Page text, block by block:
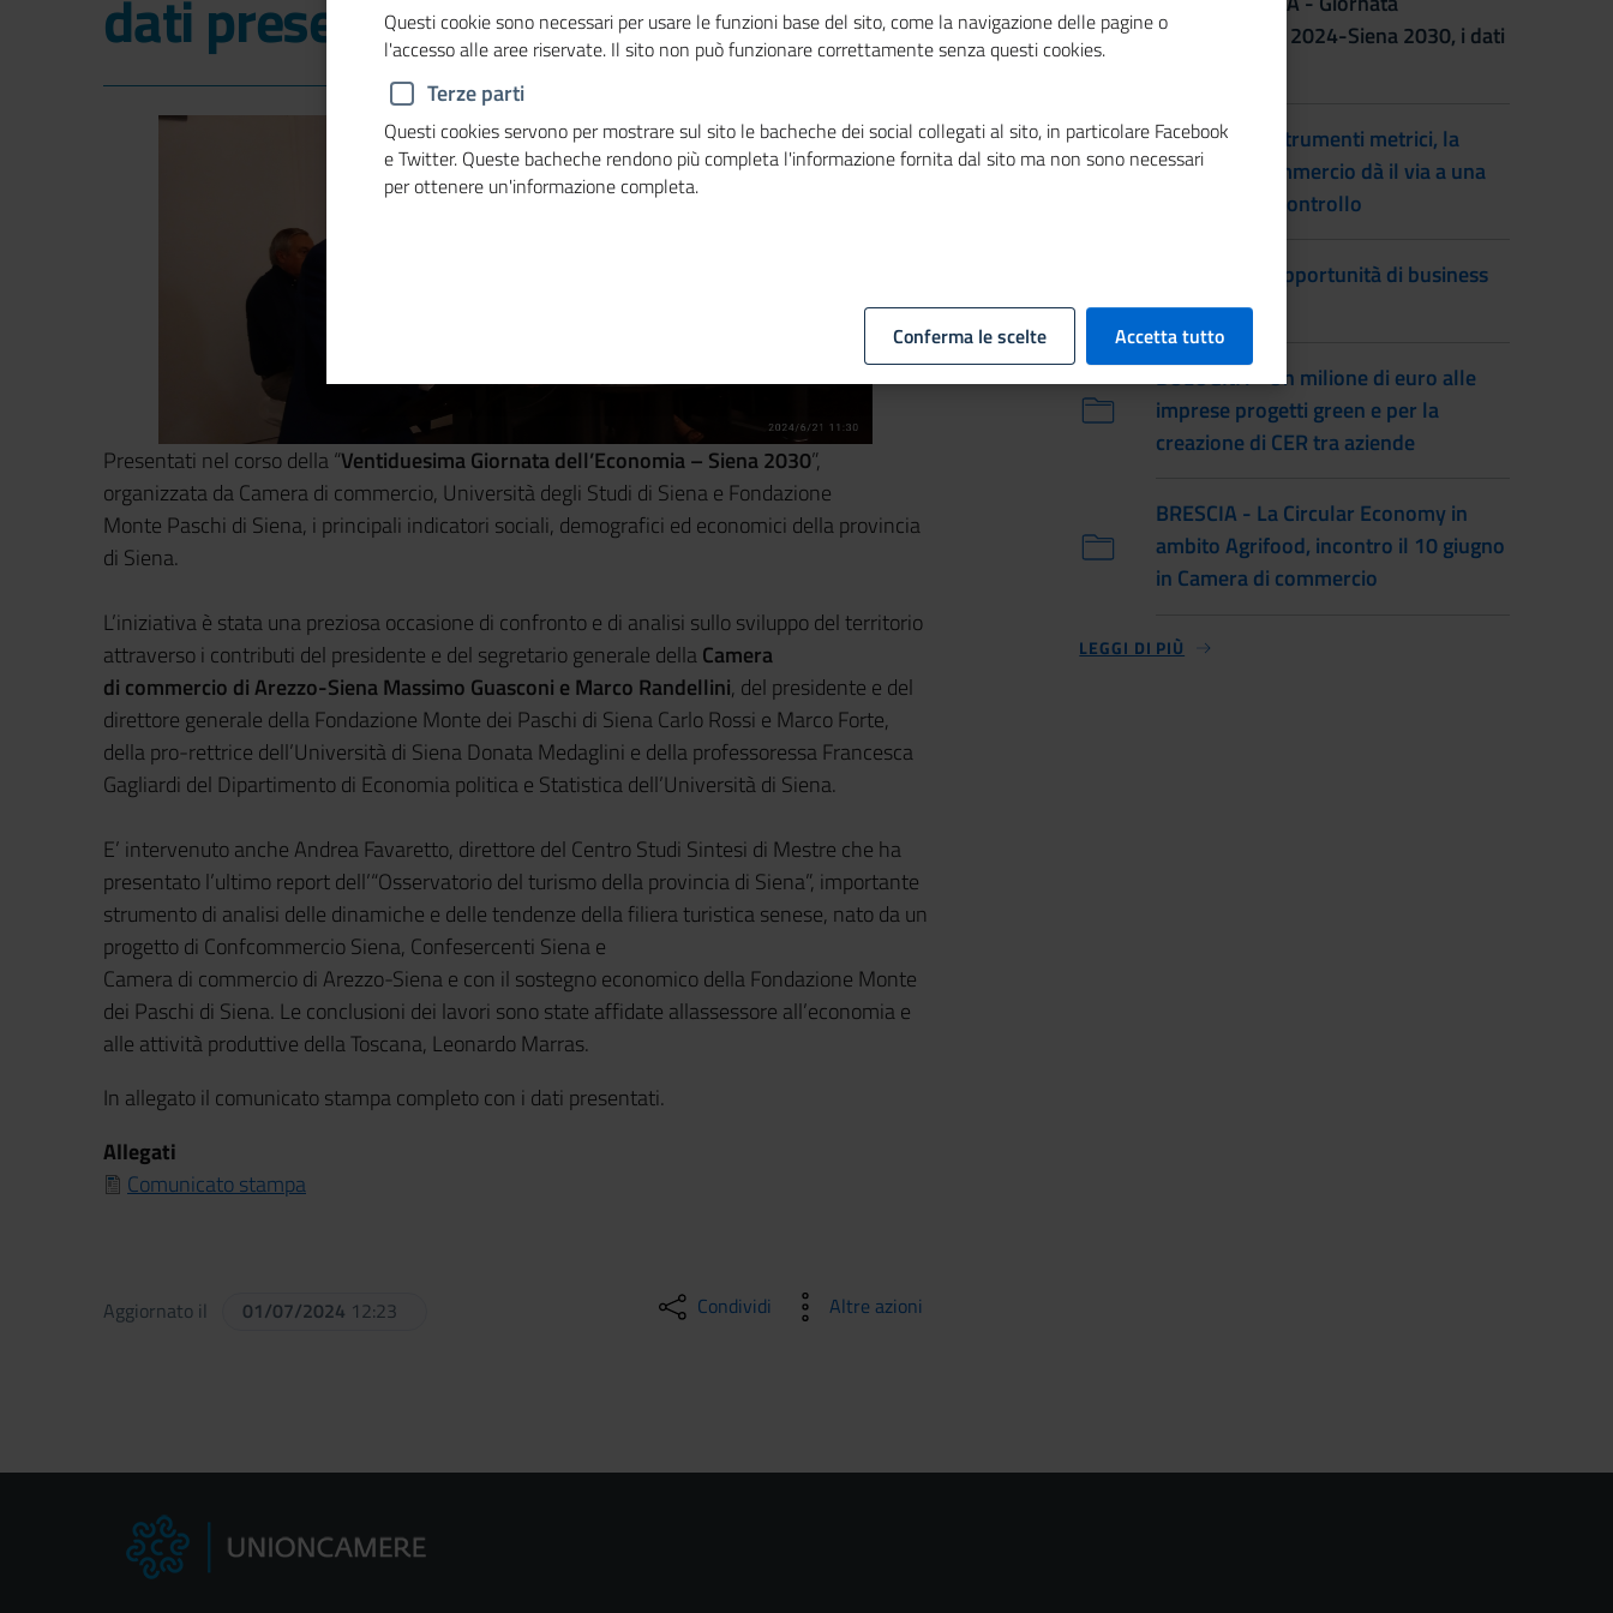
dati presentati
Presentati nel corso della “Ventiduesima Giornata dell’Economia – Siena 2030”,
organizzata da Camera di commercio, Università degli Studi di Siena e Fondazione
Monte Paschi di Siena, i principali indicatori sociali, demografici ed economici della provincia
di Siena.
L’iniziativa è stata una preziosa occasione di confronto e di analisi sullo sviluppo del territorio
attraverso i contributi del presidente e del segretario generale dellaCamera
di commercio di Arezzo-Siena Massimo Guasconi e Marco Randellini, del presidente e del
direttore generale della Fondazione Monte dei Paschi di Siena Carlo Rossi e Marco Forte,
della pro-rettrice dell’Università di Siena Donata Medaglini e della professoressa Francesca
Gagliardi del Dipartimento di Economia politica e Statistica dell’Università di Siena.
E’ intervenuto anche Andrea Favaretto, direttore del Centro Studi Sintesi di Mestre che ha
presentato l’ultimo report dell’“Osservatorio del turismo della provincia di Siena”, importante
strumento di analisi delle dinamiche e delle tendenze della filiera turistica senese, nato da un
progetto di Confcommercio Siena, Confesercenti Siena e
Camera di commercio di Arezzo-Siena e con il sostegno economico della Fondazione Monte
dei Paschi di Siena. Le conclusioni dei lavori sono state affidate allassessore all’economia e
alle attività produttive della Toscana, Leonardo Marras.
In allegato il comunicato stampa completo con i dati presentati.
Allegati
Comunicato stampa
Aggiornato il 01/07/2024 12:23 Condividi Altre azioni
dell'economia 2024-Siena 2030, i dati
BERGAMO - Strumenti metrici, la
Camera di commercio dà il via a una
campagna di controllo
BOLOGNA - Opportunità di business
in Ohio
BOLOGNA - Un milione di euro alle
imprese progetti green e per la
creazione di CER tra aziende
BRESCIA - La Circular Economy in
ambito Agrifood, incontro il 10 giugno
in Camera di commercio
LEGGI DI PIÙ
Questi cookie sono necessari per usare le funzioni base del sito, come la navigazione delle pagine o
l'accesso alle aree riservate. Il sito non può funzionare correttamente senza questi cookies.
Terze parti
Questi cookies servono per mostrare sul sito le bacheche dei social collegati al sito, in particolare Facebook
e Twitter. Queste bacheche rendono più completa l'informazione fornita dal sito ma non sono necessari
per ottenere un'informazione completa.
Conferma le scelte Accetta tutto